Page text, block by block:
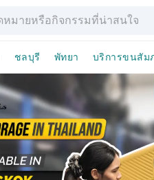
ชลบุรี พัทยา บริการขนสัม